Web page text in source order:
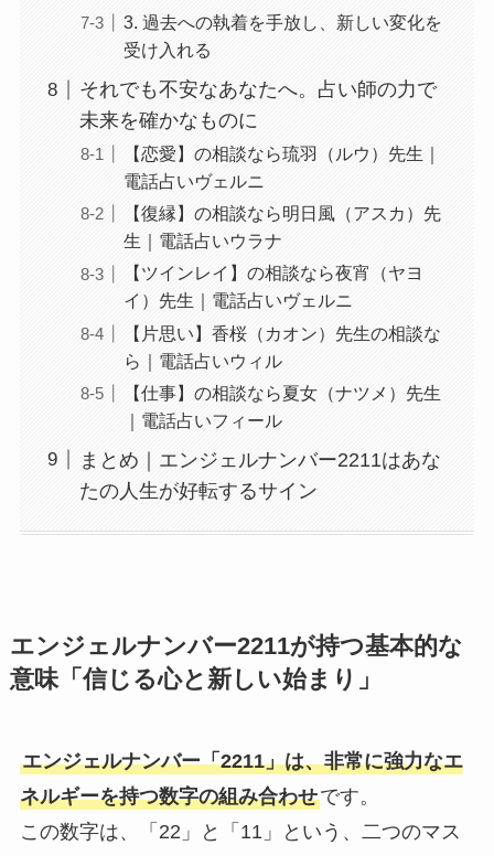
3. 過去への執着を手放し、新しい変化を
受け入れる
それでも不安なあなたへ。占い師の力で
未来を確かなものに
【恋愛】の相談なら琉羽（ルウ）先生｜
電話占いヴェルニ
【復縁】の相談なら明日風（アスカ）先
生｜電話占いウラナ
【ツインレイ】の相談なら夜宵（ヤヨ
イ）先生｜電話占いヴェルニ
【片思い】香桜（カオン）先生の相談な
ら｜電話占いウィル
【仕事】の相談なら夏女（ナツメ）先生
｜電話占いフィール
まとめ｜エンジェルナンバー2211はあな
たの人生が好転するサイン
エンジェルナンバー2211が持つ基本的な
意味「信じる心と新しい始まり」
エンジェルナンバー「2211」は、非常に強力なエ
ネルギーを持つ数字の組み合わせです。
この数字は、「22」と「11」という、二つのマス